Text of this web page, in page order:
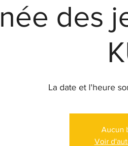
des
La date et l'heure
Aucun
Voir